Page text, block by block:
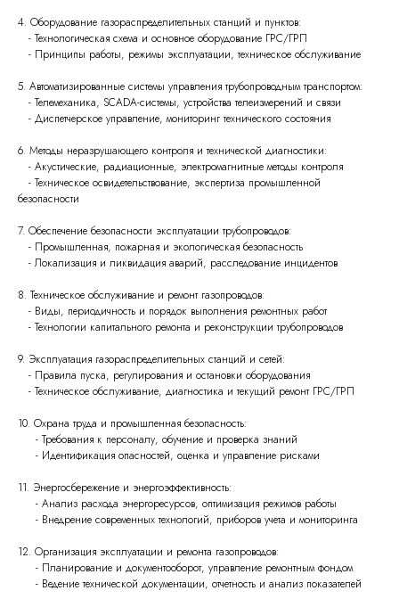
4. Оборудование газораспределительных станций и пунктов:
- Технологическая схема и основное оборудование ГРС/ГРП
- Принципы работы, режимы эксплуатации, техническое обслуживание
5. Автоматизированные системы управления трубопроводным транспортом:
- Телемеханика, SCADA-системы, устройства телеизмерений и связи
- Диспетчерское управление, мониторинг технического состояния
6. Методы неразрушающего контроля и технической диагностики:
- Акустические, радиационные, электромагнитные методы контроля
- Техническое освидетельствование, экспертиза промышленной
безопасности
7. Обеспечение безопасности эксплуатации трубопроводов:
- Промышленная, пожарная и экологическая безопасность
- Локализация и ликвидация аварий, расследование инцидентов
8. Техническое обслуживание и ремонт газопроводов:
- Виды, периодичность и порядок выполнения ремонтных работ
- Технологии капитального ремонта и реконструкции трубопроводов
9. Эксплуатация газораспределительных станций и сетей:
- Правила пуска, регулирования и остановки оборудования
- Техническое обслуживание, диагностика и текущий ремонт ГРС/ГРП
10. Охрана труда и промышленная безопасность:
- Требования к персоналу, обучение и проверка знаний
- Идентификация опасностей, оценка и управление рисками
11. Энергосбережение и энергоэффективность:
- Анализ расхода энергоресурсов, оптимизация режимов работы
- Внедрение современных технологий, приборов учета и мониторинга
12. Организация эксплуатации и ремонта газопроводов:
- Планирование и документооборот, управление ремонтным фондом
- Ведение технической документации, отчетность и анализ показателей